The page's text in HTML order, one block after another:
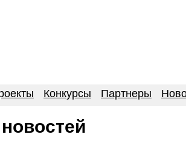
Конкурсы Партнеры